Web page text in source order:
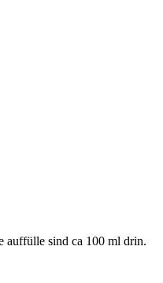
auffülle sind ca 100 ml drin.